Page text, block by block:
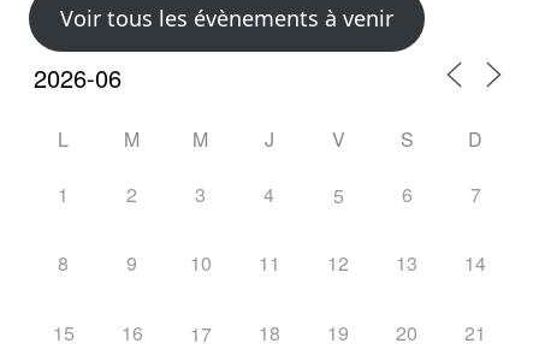
Voir tous les évènements à venir
L M M J V S D
1 2 3 4 5 6 7
8 9 10 11 12 13 14
15 16 17 18 19 20 21